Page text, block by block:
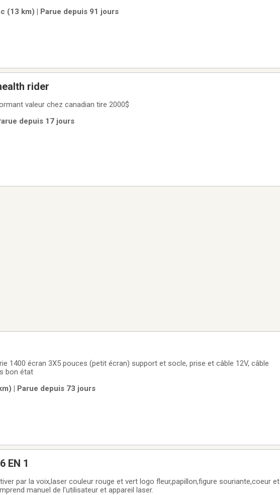
(13 km) | Parue depuis 91 jours
rider
valeur chez canadian tire 2000$
depuis 17 jours
1400 écran 3X5 pouces (petit écran) support et socle, prise et câble 12V, câble
bon état
| Parue depuis 73 jours
EN 1
par la voix,laser couleur rouge et vert logo fleur,papillon,figure souriante,coeur et
manuel de l'utilisateur et appareil laser.